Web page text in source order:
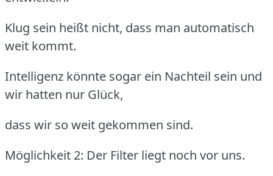
Klug sein heißt nicht, dass man automatisch
weit kommt.
Intelligenz könnte sogar ein Nachteil sein und
wir hatten nur Glück,
dass wir so weit gekommen sind.
Möglichkeit 2: Der Filter liegt noch vor uns.